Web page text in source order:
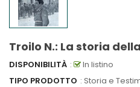
Troilo N.: La storia
DISPONIBILITÀ :
In listino
TIPO PRODOTTO : Storia e